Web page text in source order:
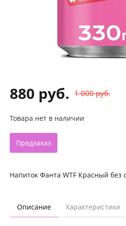
880 руб. 1 000 руб.
Товара нет в наличии
Предзаказ
Напиток Фанта WTF Красный без
Описание Характеристики